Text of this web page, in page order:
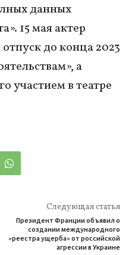
данных
15 мая актер
до конца 2023
а
участием в театре
Следующая статья
Президент Франции объявил о
создании международного
«реестра ущерба» от российской
агрессии в Украине